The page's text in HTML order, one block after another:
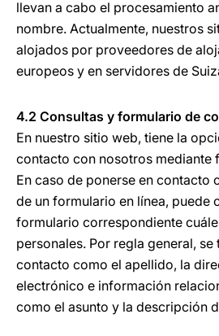
llevan a cabo el procesamiento
nombre. Actualmente, nuestros
alojados por proveedores de
europeos y en servidores de
4.2 Consultas y formulario de
En nuestro sitio web, tiene la
contacto con nosotros mediante
En caso de ponerse en contacto
de un formulario en línea, puede
formulario correspondiente
personales. Por regla general,
contacto como el apellido, la
electrónico e información
como el asunto y la descripción